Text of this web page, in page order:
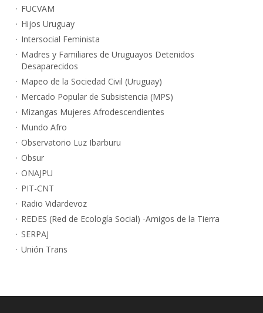
FUCVAM
Hijos Uruguay
Intersocial Feminista
Madres y Familiares de Uruguayos Detenidos
Desaparecidos
Mapeo de la Sociedad Civil (Uruguay)
Mercado Popular de Subsistencia (MPS)
Mizangas Mujeres Afrodescendientes
Mundo Afro
Observatorio Luz Ibarburu
Obsur
ONAJPU
PIT-CNT
Radio Vidardevoz
REDES (Red de Ecología Social) -Amigos de la Tierra
SERPAJ
Unión Trans